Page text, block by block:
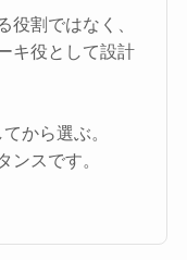
役割ではなく、
キ役として設計
から選ぶ。
ンスです。